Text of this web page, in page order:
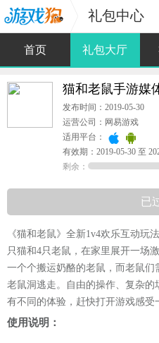
礼包中心
首页 礼包大厅
猫和老鼠手游媒
发布时间：2019-05-30
运营公司：网易游戏
适用平台：
有效期：2019-05-30 至
剩余：
已
《猫和老鼠》全新1v4欢乐互动玩
只猫和4只老鼠，在家里展开一场
一个个搬运奶酪的老鼠，而老鼠
老鼠洞逃走。自由的操作、复杂
有不同的体验，赶快打开游戏感受
使用说明：